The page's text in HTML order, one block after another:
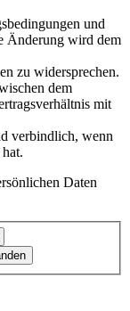
und
Änderung wird dem
zu widersprechen.
dem
mit
verbindlich, wenn
Daten